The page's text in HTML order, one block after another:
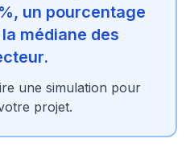
un pourcentage
médiane des
une simulation pour
projet.